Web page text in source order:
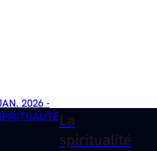
2026 -
La
spiritualité